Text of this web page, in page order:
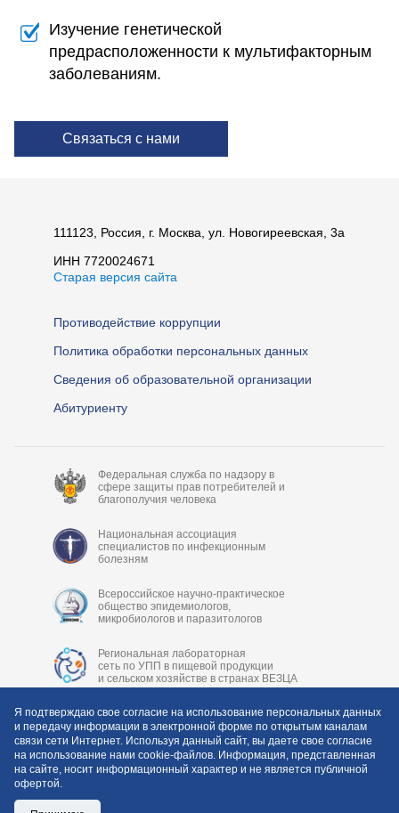
Изучение генетической
предрасположенности к мультифакторным
заболеваниям.
Связаться с нами
111123, Россия, г. Москва, ул. Новогиреевская, 3а
ИНН 7720024671
Старая версия сайта
Противодействие коррупции
Политика обработки персональных данных
Сведения об образовательной организации
Абитуриенту
Федеральная служба по надзору в
сфере защиты прав потребителей и
благополучия человека
Национальная ассоциация
специалистов по инфекционным
болезням
Всероссийское научно-практическое
общество эпидемиологов,
микробиологов и паразитологов
Региональная лабораторная
сеть по УПП в пищевой продукции
и сельском хозяйстве в странах ВЕЗЦА
Copyright © 2006-2026 ФБУН «Центральный НИИ
Я подтверждаю свое согласие на использование персональных данных
и передачу информации в электронной форме по открытым каналам
связи сети Интернет. Используя данный сайт, вы даете свое согласие
на использование нами cookie-файлов. Информация, представленная
на сайте, носит информационный характер и не является публичной
офертой.